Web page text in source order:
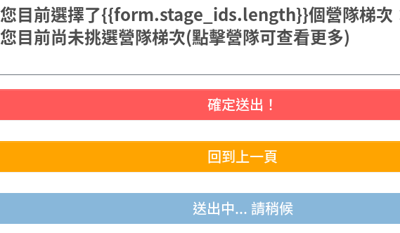
您目前選擇了{{form.stage_ids.length}}個營隊梯次
您目前尚未挑選營隊梯次(點擊營隊可查看更多)
確定送出！
回到上一頁
送出中... 請稍候